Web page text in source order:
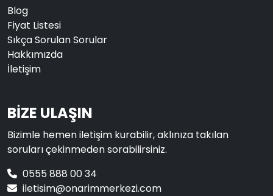
Blog
Fiyat Listesi
Sıkça Sorulan Sorular
Hakkımızda
İletişim
BİZE ULAŞIN
Bizimle hemen iletişim kurabilir, aklınıza takılan
soruları çekinmeden sorabilirsiniz.
0555 888 00 34
iletisim@onarimmerkezi.com